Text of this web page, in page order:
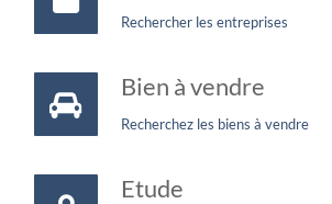
Rechercher les entreprises
Bien à vendre
Recherchez les biens à vendre
Etude